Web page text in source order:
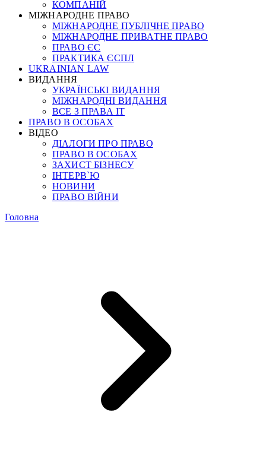
КОМПАНІЙ
МІЖНАРОДНЕ ПРАВО
МІЖНАРОДНЕ ПУБЛІЧНЕ ПРАВО
МІЖНАРОДНЕ ПРИВАТНЕ ПРАВО
ПРАВО ЄС
ПРАКТИКА ЄСПЛ
UKRAINIAN LAW
ВИДАННЯ
УКРАЇНСЬКІ ВИДАННЯ
МІЖНАРОДНІ ВИДАННЯ
ВСЕ З ПРАВА ІТ
ПРАВО В ОСОБАХ
ВІДЕО
ДІАЛОГИ ПРО ПРАВО
ПРАВО В ОСОБАХ
ЗАХИСТ БІЗНЕСУ
ІНТЕРВ`Ю
НОВИНИ
ПРАВО ВІЙНИ
Головна